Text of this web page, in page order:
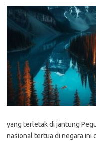
yang terletak di jantung
nasional tertua di negara ini